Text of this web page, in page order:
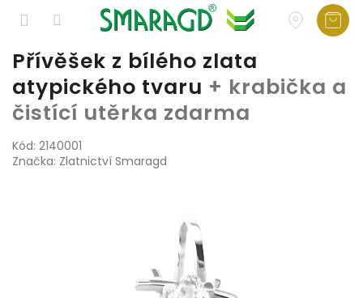
Přejít
obsah
Přívěšek z bílého zlata
atypického tvaru + krabička a
čistící utěrka zdarma
Kód: 2140001
Značka: Zlatnictví Smaragd